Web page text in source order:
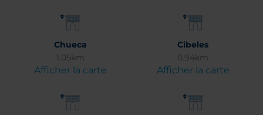
Chueca
1.05km
Afficher la carte
Cibeles
0.94km
Afficher la carte